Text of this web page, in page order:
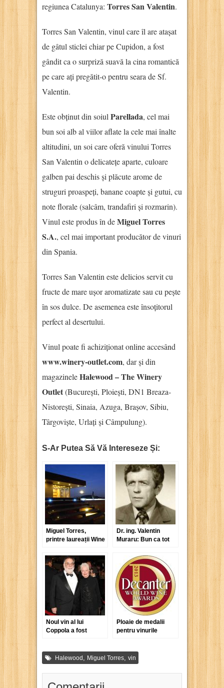
regiunea Catalunya: Torres San Valentin.
Torres San Valentin, vinul care îl are atașat
de gâtul sticlei chiar pe Cupidon, a fost
gândit ca o surpriză suavă la cina romantică
pe care ați pregătit-o pentru seara de Sf.
Valentin.
Este obținut din soiul Parellada, cel mai
bun soi alb al viilor aflate la cele mai înalte
altitudini, un soi care oferă vinului Torres
San Valentin o delicatețe aparte, culoare
galben pai deschis și plăcute arome de
struguri proaspeți, banane coapte și gutui, cu
note florale (salcâm, trandafiri și rozmarin).
Vinul este produs în deMiguel Torres
S.A., cel mai important producător de vinuri
din Spania.
Torres San Valentin este delicios servit cu
fructe de mare ușor aromatizate sau cu pește
în sos dulce. De asemenea este însoțitorul
perfect al desertului.
Vinul poate fi achiziționat online accesând
www.winery-outlet.com, dar și din
magazineleHalewood – The Winery
Outlet(București, Ploiești, DN1 Breaza-
Nistorești, Sinaia, Azuga, Brașov, Sibiu,
Târgoviște, Urlați și Câmpulung).
S-Ar Putea Să Vă Intereseze Și:
Miguel Torres,
printre laureații Wine
Dr. ing. Valentin
Muraru: Bun ca tot
Noul vin al lui
Coppola a fost
pentru soția sa
Ploaie de medalii
pentru vinurile
Awards 2013
Halewood , Miguel Torres, vin